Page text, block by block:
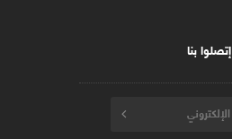
إتصلوا بنا